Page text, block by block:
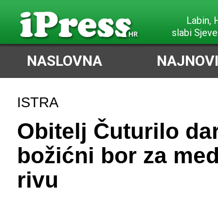
Labin,
slabi
NASLOVNA
ISTRA
Obitelj Čuturilo
božićni bor za
rivu